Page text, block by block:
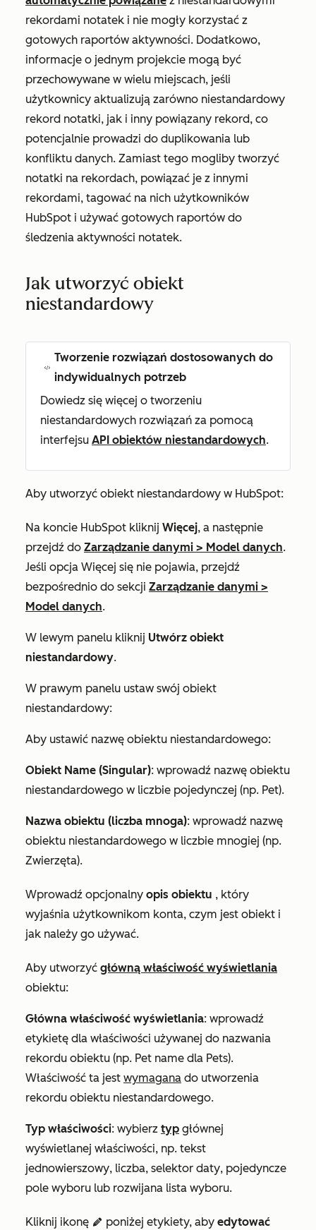
rekordami notatek i nie mogły korzystać z
gotowych raportów aktywności. Dodatkowo,
informacje o jednym projekcie mogą być
przechowywane w wielu miejscach, jeśli
użytkownicy aktualizują zarówno niestandardowy
rekord notatki, jak i inny powiązany rekord, co
potencjalnie prowadzi do duplikowania lub
konfliktu danych. Zamiast tego mogliby tworzyć
notatki na rekordach, powiązać je z innymi
rekordami, tagować na nich użytkowników
HubSpot i używać gotowych raportów do
śledzenia aktywności notatek.
Jak utworzyć obiekt
niestandardowy
Tworzenie rozwiązań dostosowanych do
indywidualnych potrzeb
Dowiedz się więcej o tworzeniu
niestandardowych rozwiązań za pomocą
interfejsu API obiektów niestandardowych.
Aby utworzyć obiekt niestandardowy w HubSpot:
Na koncie HubSpot kliknij Więcej, a następnie
przejdź do Zarządzanie danymi > Model danych.
Jeśli opcja Więcej się nie pojawia, przejdź
bezpośrednio do sekcji Zarządzanie danymi >
Model danych.
W lewym panelu kliknij Utwórz obiekt
niestandardowy.
W prawym panelu ustaw swój obiekt
niestandardowy:
Aby ustawić nazwę obiektu niestandardowego:
Obiekt Name (Singular): wprowadź nazwę obiektu
niestandardowego w liczbie pojedynczej (np. Pet).
Nazwa obiektu (liczba mnoga): wprowadź nazwę
obiektu niestandardowego w liczbie mnogiej (np.
Zwierzęta).
Wprowadź opcjonalny opis obiektu , który
wyjaśnia użytkownikom konta, czym jest obiekt i
jak należy go używać.
Aby utworzyć główną właściwość wyświetlania
obiektu:
Główna właściwość wyświetlania: wprowadź
etykietę dla właściwości używanej do nazwania
rekordu obiektu (np. Pet name dla Pets).
Właściwość ta jest wymagana do utworzenia
rekordu obiektu niestandardowego.
Typ właściwości: wybierz typ głównej
wyświetlanej właściwości, np. tekst
jednowierszowy, liczba, selektor daty, pojedyncze
pole wyboru lub rozwijana lista wyboru.
Kliknij ikonę edit poniżej etykiety, aby edytować